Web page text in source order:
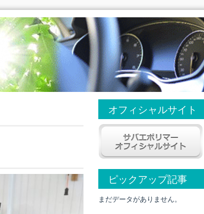
オフィシャルサイト
ピックアップ記事
まだデータがありません。